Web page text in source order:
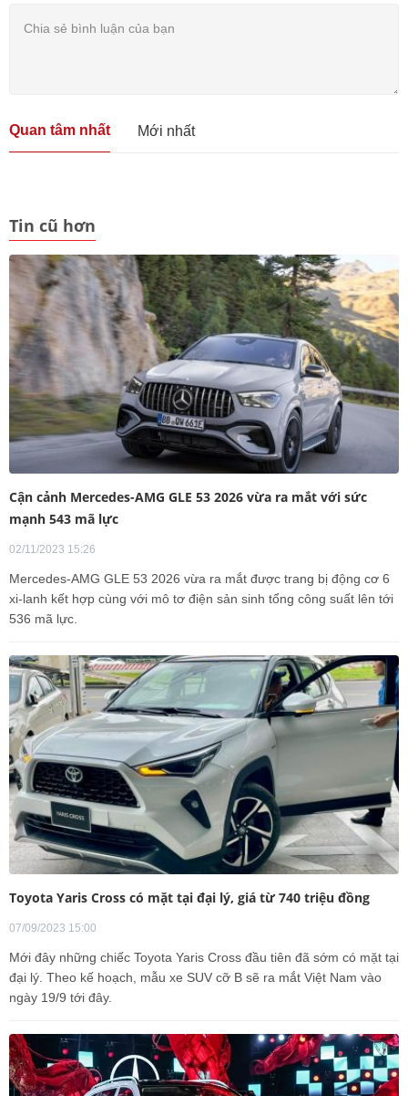
Quan tâm nhất Mới nhất
Tin cũ hơn
Cận cảnh Mercedes-AMG GLE 53 2026 vừa ra mắt với sức
mạnh 543 mã lực
02/11/2023 15:26
Mercedes-AMG GLE 53 2026 vừa ra mắt được trang bị động cơ 6
xi-lanh kết hợp cùng với mô tơ điện sản sinh tổng công suất lên tới
536 mã lực.
Toyota Yaris Cross có mặt tại đại lý, giá từ 740 triệu đồng
07/09/2023 15:00
Mới đây những chiếc Toyota Yaris Cross đầu tiên đã sớm có mặt tại
đại lý. Theo kế hoạch, mẫu xe SUV cỡ B sẽ ra mắt Việt Nam vào
ngày 19/9 tới đây.